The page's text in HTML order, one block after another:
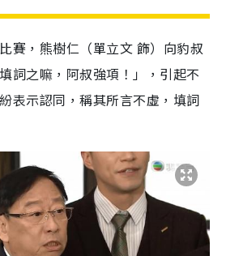
賽，熊樹仁（單立文 飾）向豹叔
詞之嘛，阿叔強項！」，引起不
表示認同，稱其所言不虛，填詞